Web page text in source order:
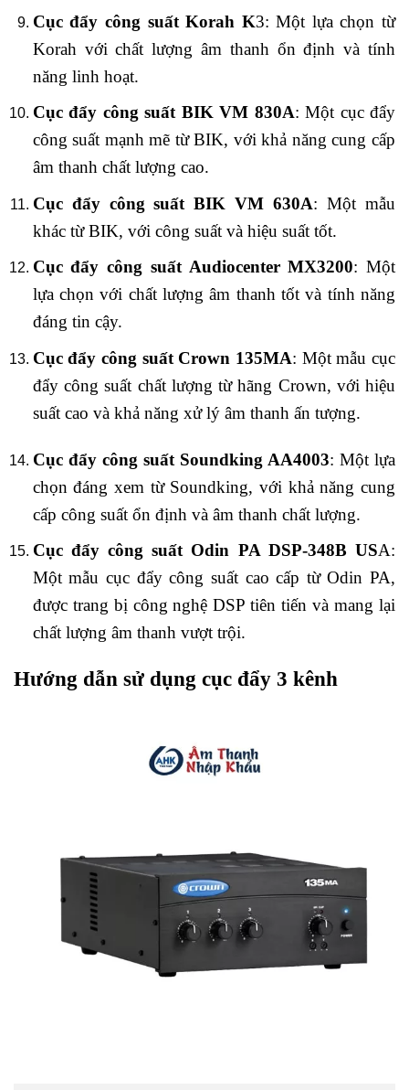
Cục đẩy công suất Korah K3: Một lựa chọn từ
Korah với chất lượng âm thanh ổn định và tính
năng linh hoạt.
Cục đẩy công suất BIK VM 830A: Một cục đẩy
công suất mạnh mẽ từ BIK, với khả năng cung cấp
âm thanh chất lượng cao.
Cục đẩy công suất BIK VM 630A: Một mẫu
khác từ BIK, với công suất và hiệu suất tốt.
Cục đẩy công suất Audiocenter MX3200: Một
lựa chọn với chất lượng âm thanh tốt và tính năng
đáng tin cậy.
Cục đẩy công suất Crown 135MA: Một mẫu cục
đẩy công suất chất lượng từ hãng Crown, với hiệu
suất cao và khả năng xử lý âm thanh ấn tượng.
Cục đẩy công suất Soundking AA4003: Một lựa
chọn đáng xem từ Soundking, với khả năng cung
cấp công suất ổn định và âm thanh chất lượng.
Cục đẩy công suất Odin PA DSP-348B USA:
Một mẫu cục đẩy công suất cao cấp từ Odin PA,
được trang bị công nghệ DSP tiên tiến và mang lại
chất lượng âm thanh vượt trội.
Hướng dẫn sử dụng cục đẩy 3 kênh